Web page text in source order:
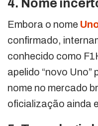
4. Nome
Embora o nome
confirmado,
conhecido como
apelido “novo
nome no mercado
oficialização ainda